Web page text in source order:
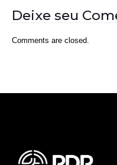
Nós somos a RDR, Rede
Fale com a RDR